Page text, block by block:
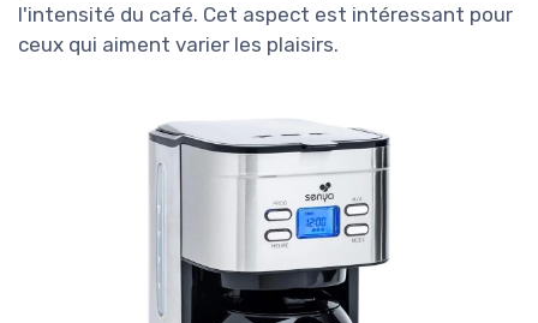
l'intensité du café. Cet aspect est intéressant pour
ceux qui aiment varier les plaisirs.